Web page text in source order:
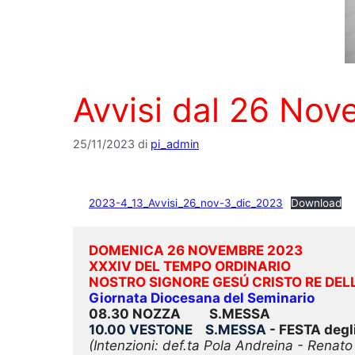
Avvisi dal 26
25/11/2023 di pi_admin
2023-4_13_Avvisi_26_nov-3_dic_2023 Download
DOMENICA 26 NOVEMBRE 2023
XXXIV DEL TEMPO ORDINARIO
NOSTRO SIGNORE GESÚ CRISTO RE
Giornata Diocesana del Seminario
08.30 NOZZA         S.MESSA
10.00 VESTONE    S.MESSA - FESTA
(Intenzioni: def.ta Pola Andreina -